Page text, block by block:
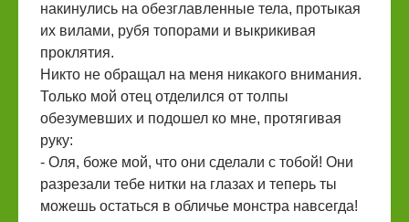
накинулись на обезглавленные тела, протыкая
их вилами, рубя топорами и выкрикивая
проклятия.
Никто не обращал на меня никакого внимания.
Только мой отец отделился от толпы
обезумевших и подошел ко мне, протягивая
руку:
- Оля, боже мой, что они сделали с тобой! Они
разрезали тебе нитки на глазах и теперь ты
можешь остаться в обличье монстра навсегда!